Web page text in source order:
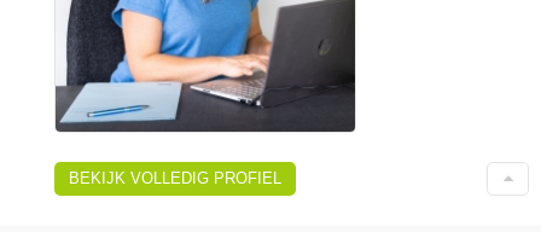
BEKIJK VOLLEDIG PROFIEL